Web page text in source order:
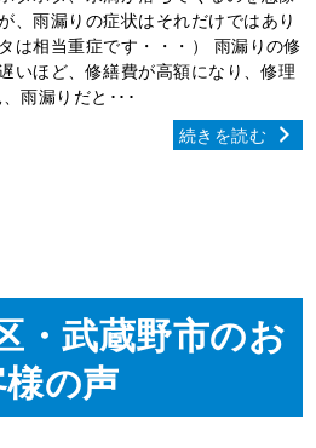
、雨漏りの症状はそれだけではあり
は相当重症です・・・） 雨漏りの修
いほど、修繕費が高額になり、修理
雨漏りだと･･･
続きを読む
・武蔵野市のお
の声